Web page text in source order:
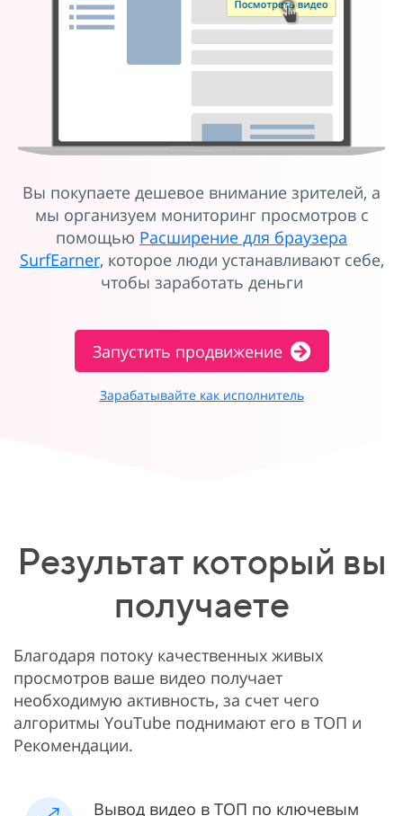
Вы покупаете дешевое внимание зрителей, а
мы организуем мониторинг просмотров с
помощью Расширение для браузера
SurfEarner, которое люди устанавливают себе,
чтобы заработать деньги
Запустить продвижение
Зарабатывайте как исполнитель
Результат который вы
получаете
Благодаря потоку качественных живых
просмотров ваше видео получает
необходимую активность, за счет чего
алгоритмы YouTube поднимают его в ТОП и
Рекомендации.
Вывод видео в ТОП по ключевым